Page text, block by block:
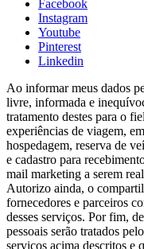
Facebook
Instagram
Youtube
Pinterest
Linkedin
Ao informar meus dados
livre, informada e
tratamento destes para o
experiências de viagem,
hospedagem, reserva de
e cadastro para
mail marketing a serem
Autorizo ainda, o
fornecedores e parceiros
desses serviços. Por fim,
pessoais serão tratados
serviços acima descritos e